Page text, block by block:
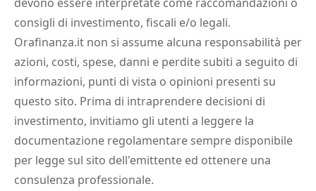
consigli di investimento, fiscali e/o legali.
Orafinanza.it non si assume alcuna responsabilità per
azioni, costi, spese, danni e perdite subiti a seguito di
informazioni, punti di vista o opinioni presenti su
questo sito. Prima di intraprendere decisioni di
investimento, invitiamo gli utenti a leggere la
documentazione regolamentare sempre disponibile
per legge sul sito dell'emittente ed ottenere una
consulenza professionale.